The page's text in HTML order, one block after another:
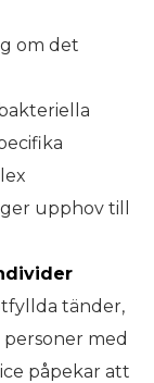
om det
upphov till
tänder,
med
påpekar att